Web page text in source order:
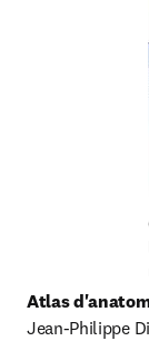
Jean-Philippe